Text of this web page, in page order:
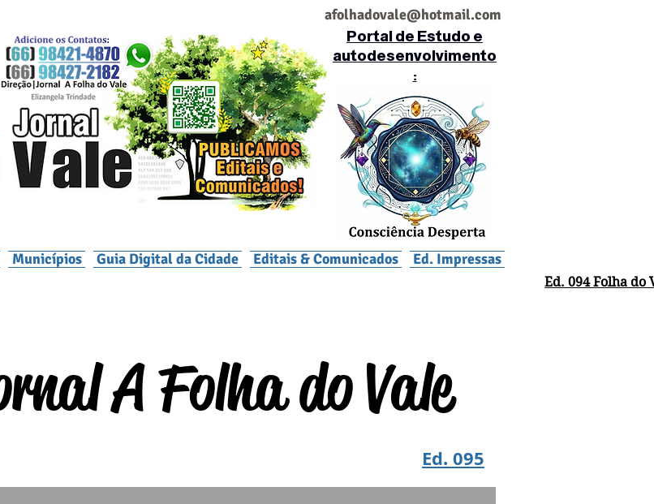
afolhadovale@hotmail.com
Portal de Estudo e
autodesenvolvimento
:
Municípios Guia Digital da Cidade Editais & Comunicados Ed. Impressas
Ed. 094 Folha do
A Folha do Vale
Ed. 095